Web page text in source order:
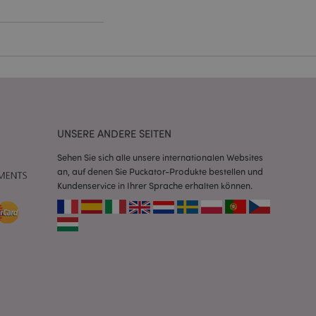
UNSERE ANDERE SEITEN
Sehen Sie sich alle unsere internationalen Websites
an, auf denen Sie Puckator-Produkte bestellen und
Kundenservice in Ihrer Sprache erhalten können.
Dienst
das
Browser zu
zu
wird, die
ist eine
eine zufällig
wie sie
spezifisch sein.